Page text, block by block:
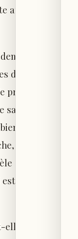
autre
ce
droits, de
prendre soin
dimension
de poser
à ses valeurs
juste pour
si difficile